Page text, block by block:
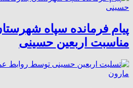
پیام فرمانده سپاه
مناسبت اربعین حسینی